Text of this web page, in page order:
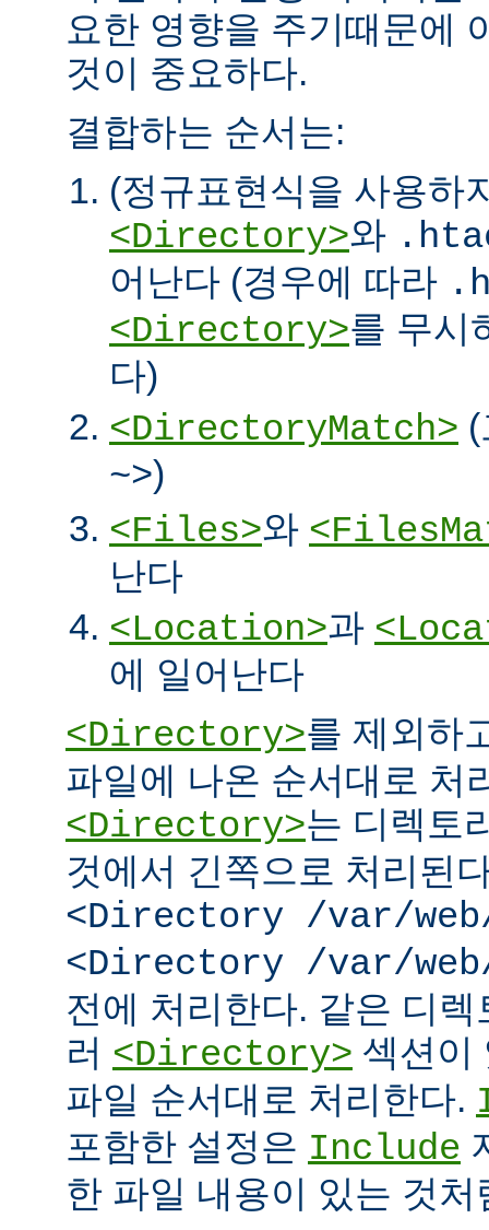
요한 영향을 주기때문에
것이 중요하다.
결합하는 순서는:
(정규표현식을 사용하
<Directory>와
어난다 (경우에 따라
<Directory>를 무시
다)
<DirectoryMatch>
~>)
<Files>와
난다
<Location>과
에 일어난다
<Directory>를 제외하
파일에 나온 순서대로 처
<Directory>는 디렉토
것에서 긴쪽으로 처리된
<Directory /var/
<Directory /var/
전에 처리한다. 같은 디
러 <Directory> 섹션이
파일 순서대로 처리한다.
포함한 설정은 Include
한 파일 내용이 있는 것처